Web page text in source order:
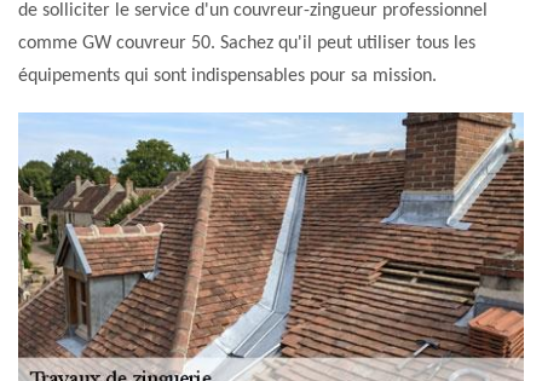
de solliciter le service d'un couvreur-zingueur professionnel
comme GW couvreur 50. Sachez qu'il peut utiliser tous les
équipements qui sont indispensables pour sa mission.